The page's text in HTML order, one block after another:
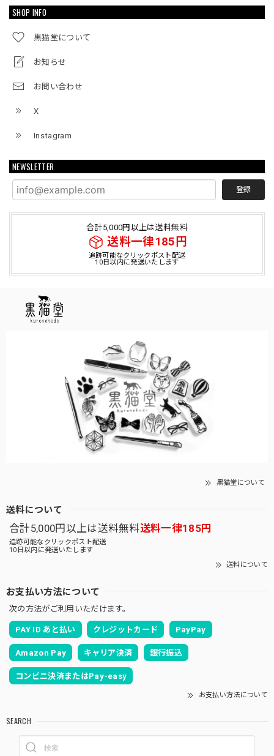
SHOP INFO
黒猫堂について
お知らせ
お問い合わせ
X
Instagram
NEWSLETTER
登録
合計5,000円以上は送料無料
送料一律185円
追跡可能なクリックポスト配送
10日以内に発送いたします
黒猫堂について
送料について
合計5,000円以上は送料無料送料一律185円
追跡可能なクリックポスト配送
10日以内に発送いたします
送料について
お支払い方法について
次の方法がご利用いただけます。
PAY ID あと払い クレジットカード PayPay
Amazon Pay キャリア決済 銀行振込
コンビニ決済またはPay-easy
お支払い方法について
SEARCH